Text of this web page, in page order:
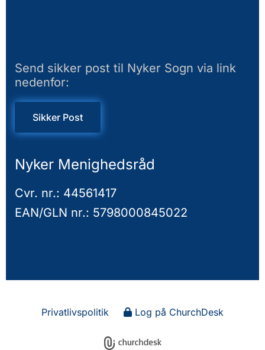
Send sikker post til Nyker Sogn via link
nedenfor:
Sikker Post
Nyker Menighedsråd
Cvr. nr.: 44561417
EAN/GLN nr.: 5798000845022
Privatlivspolitik Log på ChurchDesk